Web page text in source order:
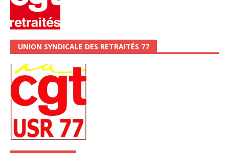
UNION SYNDICALE DES RETRAITÉS 77